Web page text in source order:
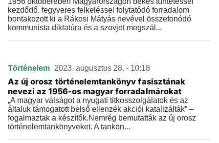
kezdődő, fegyveres felkeléssel folytatódó forradalom
bontakozott ki a Rákosi Mátyás nevével összefonódó
kommunista diktatúra és a szovjet megszál...
Történelem 2023. augusztus 28. - 10:18
Az új orosz történelemtankönyv fasisztának
nevezi az 1956-os magyar forradalmárokat
„A magyar válságot a nyugati titkosszolgálatok és az
általuk támogatott belső ellenzék akciói katalizálták” –
fogalmaztak a készítők.Nemrég bemutatták az új orosz
történelemtankönyveket. A tankön...